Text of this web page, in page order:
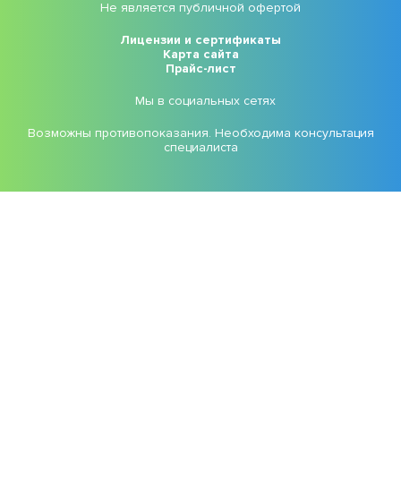
Не является публичной офертой
Лицензии и сертификаты
Карта сайта
Прайс-лист
Мы в социальных сетях
Возможны противопоказания. Необходима консультация
специалиста